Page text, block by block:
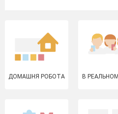
ДОМАШНЯ РОБОТА В